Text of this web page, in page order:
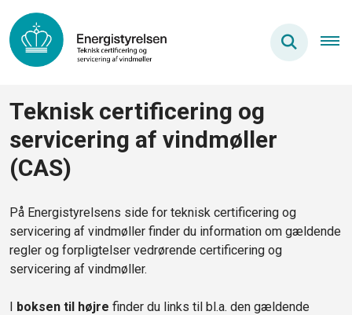
Teknisk certificering og
servicering af vindmøller
(CAS)
På Energistyrelsens side for teknisk certificering og
servicering af vindmøller finder du information om gældende
regler og forpligtelser vedrørende certificering og
servicering af vindmøller.
I boksen til højre finder du links til bl.a. den gældende